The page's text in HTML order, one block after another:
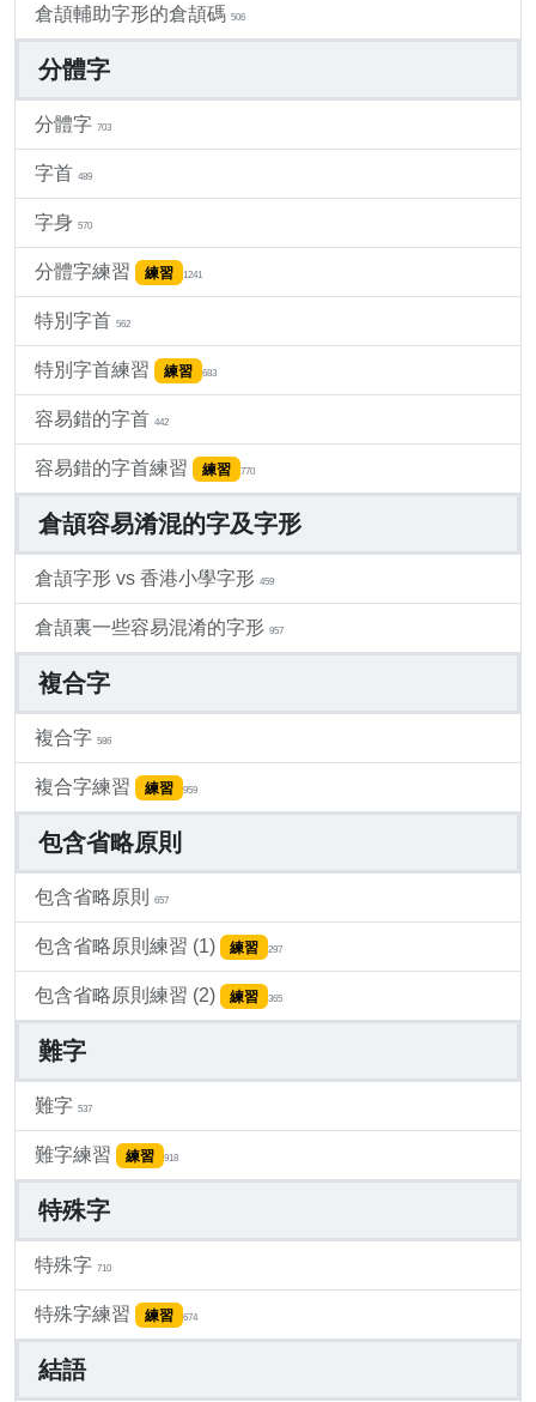
倉頡輔助字形的倉頡碼 506
分體字
分體字 703
字首 489
字身 570
分體字練習 練習 1241
特別字首 562
特別字首練習 練習 683
容易錯的字首 442
容易錯的字首練習 練習 770
倉頡容易淆混的字及字形
倉頡字形 vs 香港小學字形 459
倉頡裏一些容易混淆的字形 957
複合字
複合字 586
複合字練習 練習 959
包含省略原則
包含省略原則 657
包含省略原則練習 (1) 練習 297
包含省略原則練習 (2) 練習 365
難字
難字 537
難字練習 練習 918
特殊字
特殊字 710
特殊字練習 練習 674
結語